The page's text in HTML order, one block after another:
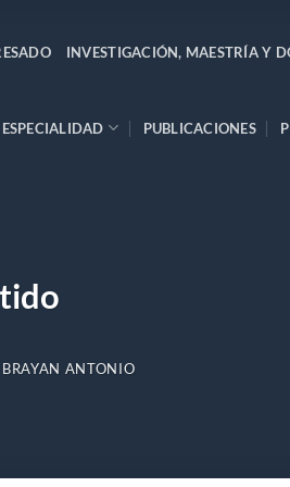
INVESTIGACIÓN, MAESTRÍA Y
PUBLICACIONES
BRAYAN ANTONIO